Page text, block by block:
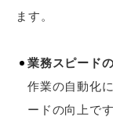
ます。
業務スピード
作業の自動化
ードの向上で